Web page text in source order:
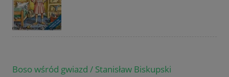
Boso wśród gwiazd / Stanisław Biskupski